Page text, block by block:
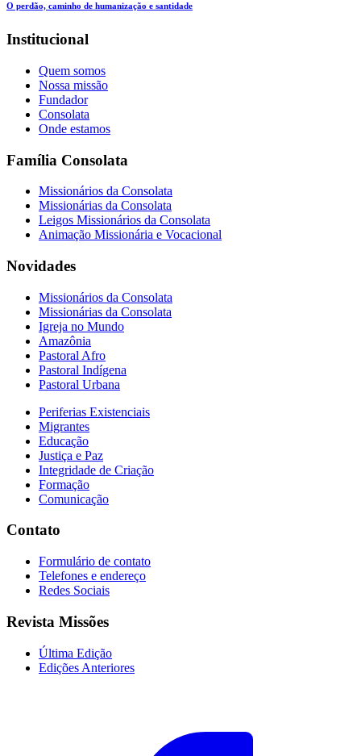
O perdão, caminho de humanização e santidade
Institucional
Quem somos
Nossa missão
Fundador
Consolata
Onde estamos
Família Consolata
Missionários da Consolata
Missionárias da Consolata
Leigos Missionários da Consolata
Animação Missionária e Vocacional
Novidades
Missionários da Consolata
Missionárias da Consolata
Igreja no Mundo
Amazônia
Pastoral Afro
Pastoral Indígena
Pastoral Urbana
Periferias Existenciais
Migrantes
Educação
Justiça e Paz
Integridade de Criação
Formação
Comunicação
Contato
Formulário de contato
Telefones e endereço
Redes Sociais
Revista Missões
Última Edição
Edições Anteriores